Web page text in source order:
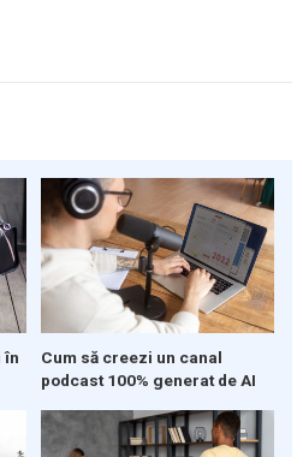
în
Cum să creezi un canal
podcast 100% generat de AI